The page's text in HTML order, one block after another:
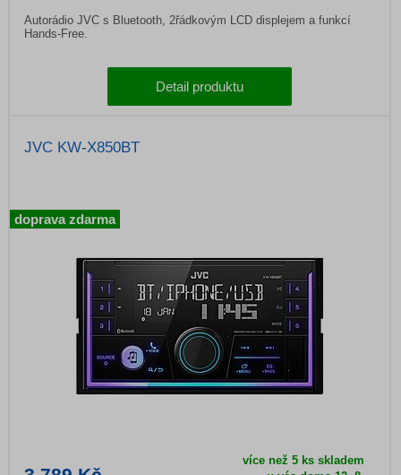
Autorádio JVC s Bluetooth, 2řádkovým LCD displejem a funkcí
Hands-Free.
Detail produktu
JVC KW-X850BT
více než 5 ks skladem
doprava zdarma